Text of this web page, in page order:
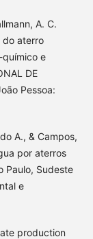
A. C.
do aterro
químico e
DE
Pessoa:
A., & Campos,
por aterros
Paulo, Sudeste
e
production